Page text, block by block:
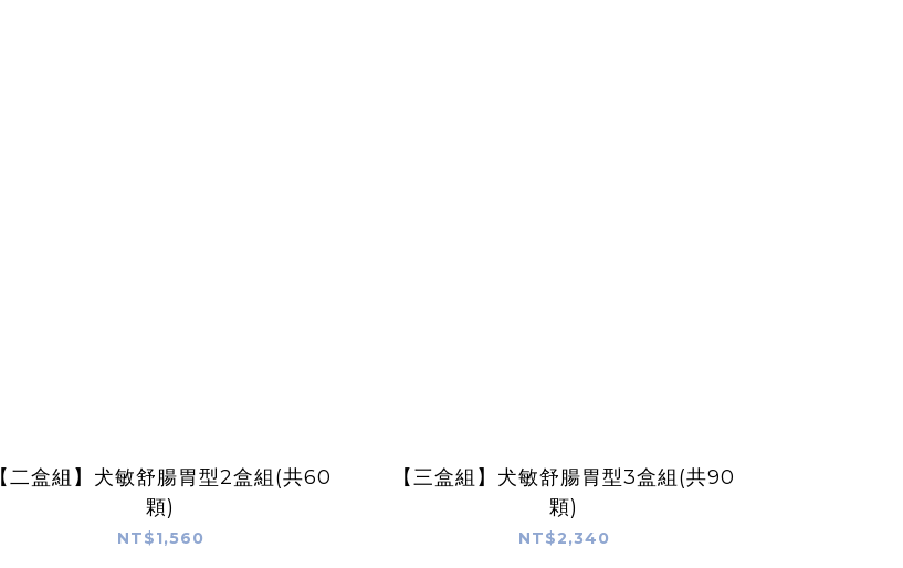
【二盒組】犬敏舒腸胃型2盒組(共60
顆)
NT$1,560
【三盒組】犬敏舒腸胃型3盒組(共90
顆)
NT$2,340